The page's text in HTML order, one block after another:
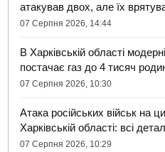
атакував двох, але їх
07 Серпня 2026, 14:44
В Харківській області
постачає газ до 4 тисяч
07 Серпня 2026, 10:30
Атака російських військ на
Харківській області: всі
07 Серпня 2026, 10:29